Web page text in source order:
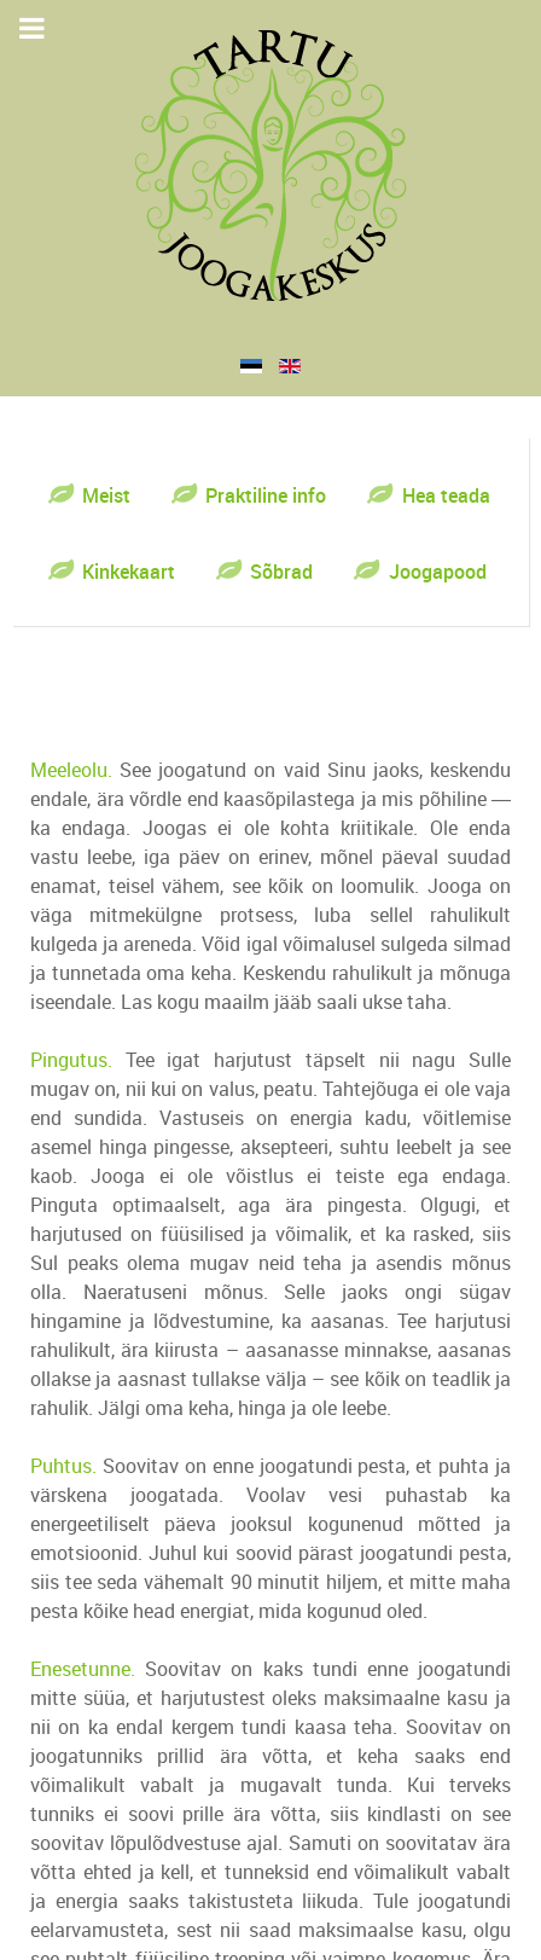
Meist Praktiline info Hea teada
Kinkekaart Sõbrad Joogapood
Meeleolu. See joogatund on vaid Sinu jaoks, keskendu
endale, ära võrdle end kaasõpilastega ja mis põhiline ―
ka endaga. Joogas ei ole kohta kriitikale. Ole enda
vastu leebe, iga päev on erinev, mõnel päeval suudad
enamat, teisel vähem, see kõik on loomulik. Jooga on
väga mitmekülgne protsess, luba sellel rahulikult
kulgeda ja areneda. Võid igal võimalusel sulgeda silmad
ja tunnetada oma keha. Keskendu rahulikult ja mõnuga
iseendale. Las kogu maailm jääb saali ukse taha.
Pingutus. Tee igat harjutust täpselt nii nagu Sulle
mugav on, nii kui on valus, peatu. Tahtejõuga ei ole vaja
end sundida. Vastuseis on energia kadu, võitlemise
asemel hinga pingesse, aksepteeri, suhtu leebelt ja see
kaob. Jooga ei ole võistlus ei teiste ega endaga.
Pinguta optimaalselt, aga ära pingesta. Olgugi, et
harjutused on füüsilised ja võimalik, et ka rasked, siis
Sul peaks olema mugav neid teha ja asendis mõnus
olla. Naeratuseni mõnus. Selle jaoks ongi sügav
hingamine ja lõdvestumine, ka aasanas. Tee harjutusi
rahulikult, ära kiirusta – aasanasse minnakse, aasanas
ollakse ja aasnast tullakse välja – see kõik on teadlik ja
rahulik. Jälgi oma keha, hinga ja ole leebe.
Puhtus. Soovitav on enne joogatundi pesta, et puhta ja
värskena joogatada. Voolav vesi puhastab ka
energeetiliselt päeva jooksul kogunenud mõtted ja
emotsioonid. Juhul kui soovid pärast joogatundi pesta,
siis tee seda vähemalt 90 minutit hiljem, et mitte maha
pesta kõike head energiat, mida kogunud oled.
Enesetunne. Soovitav on kaks tundi enne joogatundi
mitte süüa, et harjutustest oleks maksimaalne kasu ja
nii on ka endal kergem tundi kaasa teha. Soovitav on
joogatunniks prillid ära võtta, et keha saaks end
võimalikult vabalt ja mugavalt tunda. Kui terveks
tunniks ei soovi prille ära võtta, siis kindlasti on see
soovitav lõpulõdvestuse ajal. Samuti on soovitatav ära
võtta ehted ja kell, et tunneksid end võimalikult vabalt
ja energia saaks takistusteta liikuda. Tule joogatundi
eelarvamusteta, sest nii saad maksimaalse kasu, olgu